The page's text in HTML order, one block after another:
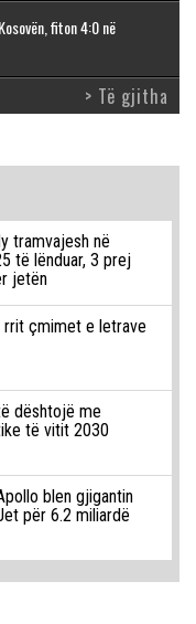
fiton 4:0 në
> Të gjitha
tramvajesh në
të lënduar, 3 prej
jetën
rrit çmimet e letrave
dështojë me
të vitit 2030
blen gjigantin
për 6.2 miliardë